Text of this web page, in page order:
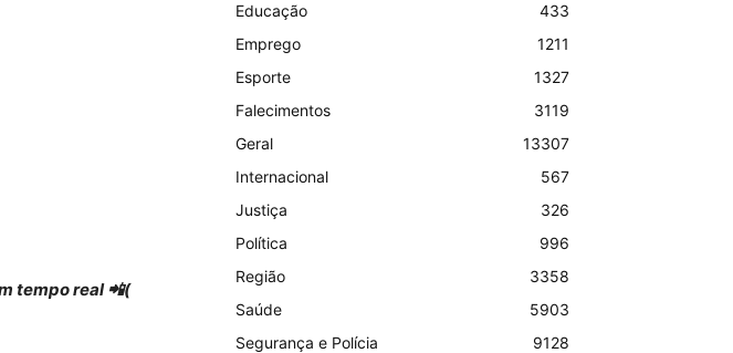
tempo real 📲(
Educação
433
Emprego
1211
Esporte
1327
Falecimentos
3119
Geral
13307
Internacional
567
Justiça
326
Política
996
Região
3358
Saúde
5903
Segurança e Polícia
9128